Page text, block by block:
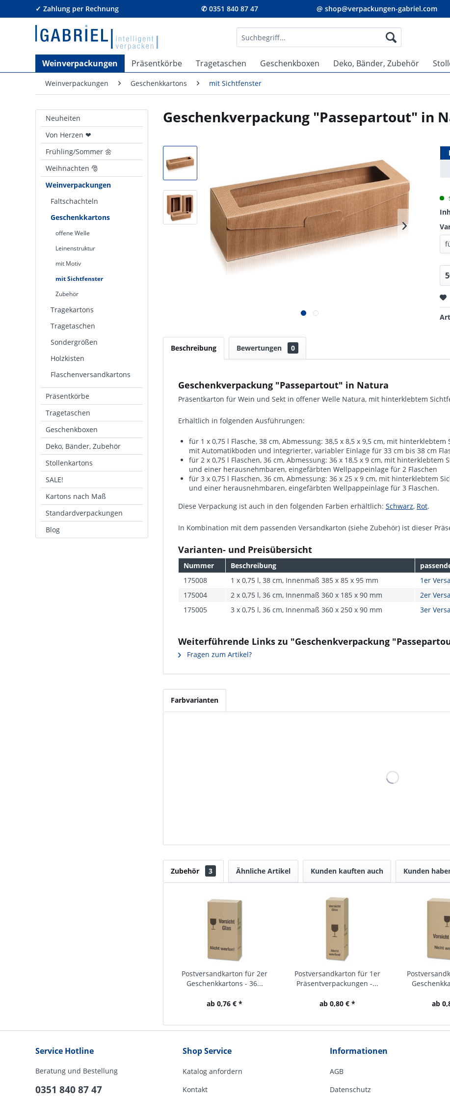
✓ Zahlung per Rechnung ✆ 0351 840 87 47 @ shop@verpackungen-gabriel.com
Weinverpackungen Präsentkörbe Tragetaschen Geschenkboxen Deko, Bänder, Zubehör
Weinverpackungen Geschenkkartons mit Sichtfenster
Neuheiten
Von Herzen ❤
Frühling/Sommer 🌼
Weihnachten 🎅
Weinverpackungen
Faltschachteln
Geschenkkartons
offene Welle
Leinenstruktur
mit Motiv
mit Sichtfenster
Zubehör
Tragekartons
Tragetaschen
Sondergrößen
Holzkisten
Flaschenversandkartons
Präsentkörbe
Tragetaschen
Geschenkboxen
Deko, Bänder, Zubehör
Stollenkartons
SALE!
Kartons nach Maß
Standardverpackungen
Blog
Geschenkverpackung "Passepartout" in
Beschreibung Bewertungen 0
Geschenkverpackung "Passepartout" in Natura
Präsentkarton für Wein und Sekt in offener Welle Natura, mit hinterklebtem
Erhältlich in folgenden Ausführungen:
für 1 x 0,75 l Flasche, 38 cm, Abmessung: 38,5 x 8,5 x 9,5 cm, mit hinterklebtem
mit Automatikboden und integrierter, variabler Einlage für 33 cm bis 38 cm
für 2 x 0,75 l Flaschen, 36 cm, Abmessung: 36 x 18,5 x 9 cm, mit hinterklebtem
und einer herausnehmbaren, eingefärbten Wellpappeinlage für 2 Flaschen
für 3 x 0,75 l Flaschen, 36 cm, Abmessung: 36 x 25 x 9 cm, mit hinterklebtem
und einer herausnehmbaren, eingefärbten Wellpappeinlage für 3 Flaschen.
Diese Verpackung ist auch in den folgenden Farben erhältlich: Schwarz, Rot.
In Kombination mit dem passenden Versandkarton (siehe Zubehör) ist dieser
Varianten- und Preisübersicht
Nummer Beschreibung
175008
1 x 0,75 l, 38 cm, Innenmaß 385 x 85 x 95 mm 1er
175004
2 x 0,75 l, 36 cm, Innenmaß 360 x 185 x 90 mm 2er
175005
3 x 0,75 l, 36 cm, Innenmaß 360 x 250 x 90 mm 3er
Weiterführende Links zu "Geschenkverpackung
Fragen zum Artikel?
Farbvarianten
Zubehör 3 Ähnliche Artikel Kunden kauften auch Kunden
Postversandkarton für 2er
Geschenkkartons - 36...
ab 0,76 € *
Postversandkarton für 1er
Präsentverpackungen -...
ab 0,80 € * ab
Service Hotline
Beratung und Bestellung
0351 840 87 47
Shop Service
Katalog anfordern
Kontakt
Informationen
AGB
Datenschutz